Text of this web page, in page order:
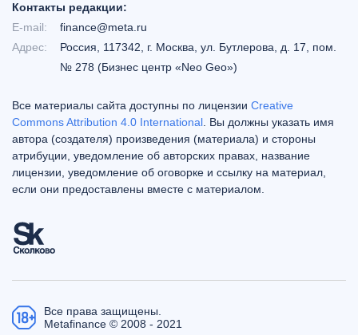
Контакты редакции:
E-mail:
finance@meta.ru
Адрес:
Россия, 117342, г. Москва, ул. Бутлерова, д. 17, пом.
№ 278 (Бизнес центр «Neo Geo»)
Все материалы сайта доступны по лицензии Creative
Commons Attribution 4.0 International . Вы должны указать имя
автора (создателя) произведения (материала) и стороны
атрибуции, уведомление об авторских правах, название
лицензии, уведомление об оговорке и ссылку на материал,
если они предоставлены вместе с материалом.
Все права защищены.
Metafinance © 2008 - 2021